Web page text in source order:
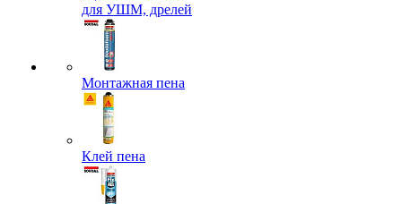
для УШМ, дрелей
Монтажная пена
Клей пена